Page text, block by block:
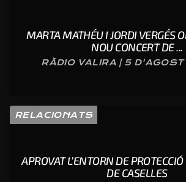
MARTA MATHÉU I JORDI VERGÉS
NOU CONCERT DE ...
RÀDIO VALIRA | 5
RELACIONATS
APROVAT L’ENTORN DE
DE CASELLES